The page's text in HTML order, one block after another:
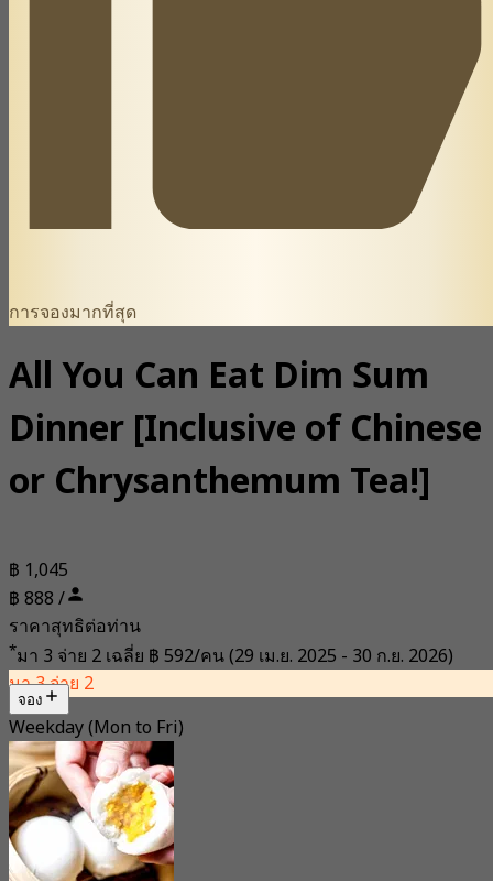
การจองมากที่สุด
All You Can Eat Dim Sum
Dinner [Inclusive of Chinese
or Chrysanthemum Tea!]
฿ 1,045
฿ 888 /
ราคาสุทธิต่อท่าน
*มา 3 จ่าย 2 เฉลี่ย ฿ 592/คน(29 เม.ย. 2025 - 30 ก.ย. 2026)
มา 3 จ่าย 2
จอง
Weekday (Mon to Fri)